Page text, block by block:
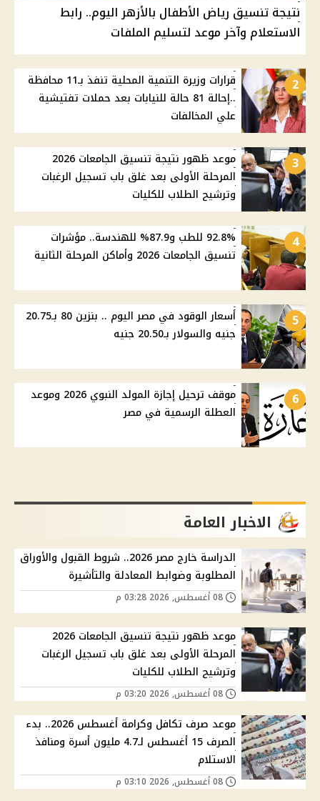
نتيجة تنسيق رياض الأطفال بالأزهر اليوم.. رابط
الاستعلام وآخر موعد لتسليم الملفات
2
قرارات وزيرة التنمية المحلية تنفذ بـ11 محافظة
..إحالة 81 حالة للنيابات بعد حملات تفتيشية
علي المخالفات
3
موعد ظهور نتيجة تنسيق الجامعات 2026
المرحلة الأولى بعد غلق باب تسجيل الرغبات
وترشيح الطلاب للكليات
4
92.8% للطب و87.9% للهندسة.. مؤشرات
تنسيق الجامعات 2026 وأماكن المرحلة الثانية
5
أسعار الوقود في مصر اليوم .. بنزين 80 بـ20.75
جنيه والسولار بـ20.50 جنيه
6
موقف ترحيل إجازة المولد النبوي 2026 وموعد
العطلة الرسمية في مصر
الاخبار العامة
الدراسة خارج مصر 2026.. شروط القبول والأوراق
المطلوبة وضوابط المعادلة والتأشيرة
موعد ظهور نتيجة تنسيق الجامعات 2026
المرحلة الأولى بعد غلق باب تسجيل الرغبات
وترشيح الطلاب للكليات
موعد صرف تكافل وكرامة أغسطس 2026.. بدء
الصرف 15 أغسطس لـ4.7 مليون أسرة ومنافذ
الاستلام